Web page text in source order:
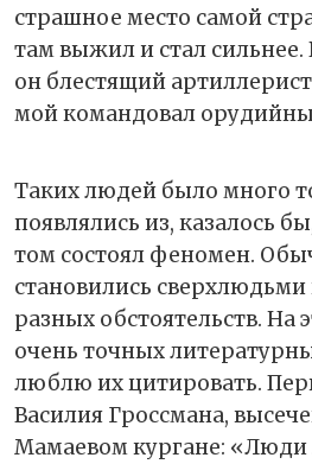
страшное место самой
там выжил и стал сильнее.
он блестящий
мой командовал
Таких людей было много
появлялись из, казалось
том состоял феномен.
становились сверхлюдьми
разных обстоятельств. На
очень точных
люблю их цитировать.
Василия Гроссмана,
Мамаевом кургане: «Люди